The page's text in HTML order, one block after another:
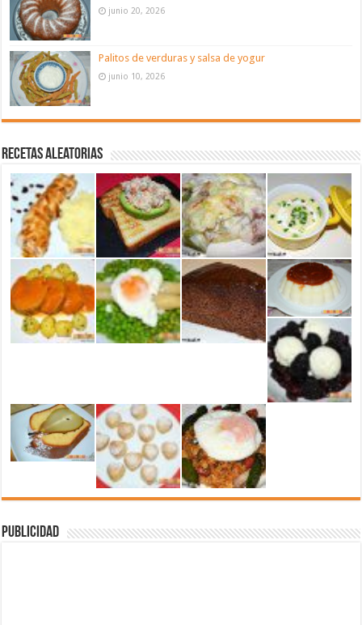
junio 20, 2026
Palitos de verduras y salsa de yogur
junio 10, 2026
Recetas aleatorias
Publicidad